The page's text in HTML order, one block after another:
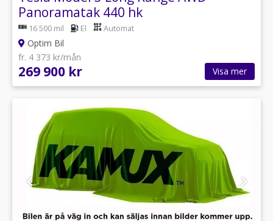
Panoramatak 440 hk
16 500 mil El Automat
Optim Bil
fr. 4 373 kr/mån
269 900 kr Visa mer